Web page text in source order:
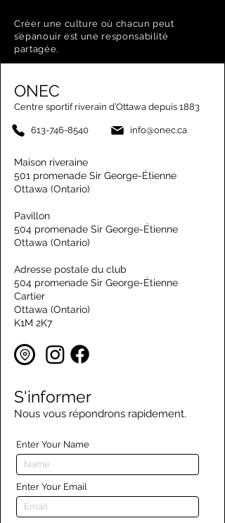
Créer une culture où chacun peut
s’épanouir est une responsabilité
partagée.
ONEC
Centre sportif riverain d’Ottawa depuis 1883
613-746-8540 info@onec.ca
Maison riveraine
501 promenade Sir George-Étienne
Ottawa (Ontario)
Pavillon
504 promenade Sir George-Étienne
Ottawa (Ontario)
Adresse postale du club
504 promenade Sir George-Étienne
Cartier
Ottawa (Ontario)
K1M 2K7
S'informer
Nous vous répondrons rapidement.
Enter Your Name
Enter Your Email